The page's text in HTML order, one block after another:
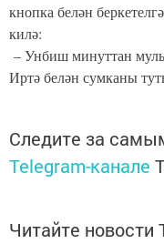
кнопка белән
килә:
– Унбиш минуттан
Иртә белән сумканы
Следите за
Telegram-канале
Читайте новости